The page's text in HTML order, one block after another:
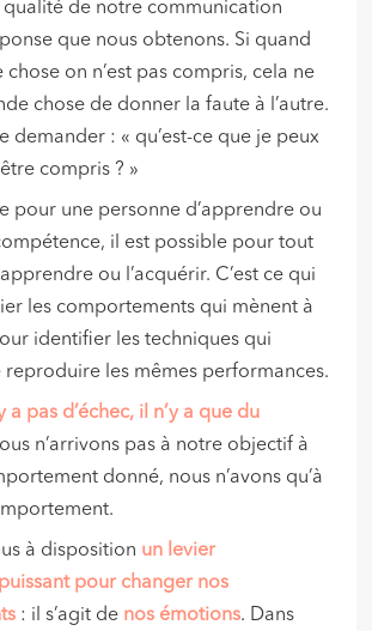
qualité de notre communication
que nous obtenons. Si quand
on n’est pas compris, cela ne
chose de donner la faute à l’autre.
demander : « qu’est-ce que je peux
compris ? »
pour une personne d’apprendre ou
il est possible pour tout
ou l’acquérir. C’est ce qui
les comportements qui mènent à
identifier les techniques qui
les mêmes performances.
a pas d’échec, il n’y a que du
n’arrivons pas à notre objectif à
donné, nous n’avons qu’à
à disposition un levier
pour changer nos
: il s’agit de nos émotions. Dans